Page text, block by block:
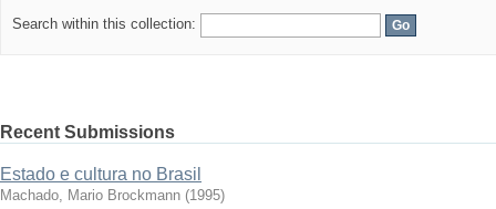
Search within this collection:
Recent Submissions
Estado e cultura no Brasil
Machado, Mario Brockmann (1995)